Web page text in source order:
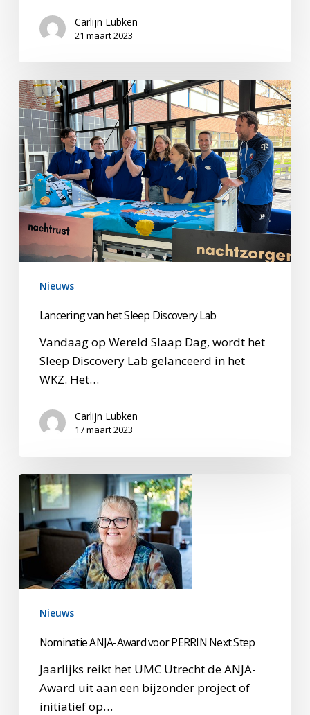
Carlijn Lubken
21 maart 2023
Lancering
van
het
Sleep
Discovery
Lab
Nieuws
Lancering van het Sleep Discovery Lab
Vandaag op Wereld Slaap Dag, wordt het
Sleep Discovery Lab gelanceerd in het
WKZ. Het…
Carlijn Lubken
17 maart 2023
Nominatie
ANJA-
Award
voor
PERRIN
Next
Nieuws
Nominatie ANJA-Award voor PERRIN Next Step
Jaarlijks reikt het UMC Utrecht de ANJA-
Award uit aan een bijzonder project of
initiatief op…